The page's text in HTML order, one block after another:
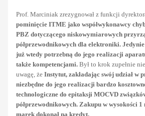
Prof. Marciniak zrezygnował z funkcji
pominięcie ITME jako współwykonawcy
PBZ dotyczącego niskowymiarowych
półprzewodnikowych dla elektroniki.
już wtedy potrzebną do jego realizacji
także kompetencjami. Był to krok zupełnie
uwagę, że Instytut, zakładając swój udział w
niezbędne do jego realizacji bardzo
technologiczne do epitaksji MOCVD
półprzewodnikowych. Zakupu w wysokości
marek dokonał na kredyt.